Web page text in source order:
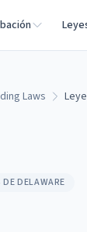
Laws
DE DELAWARE